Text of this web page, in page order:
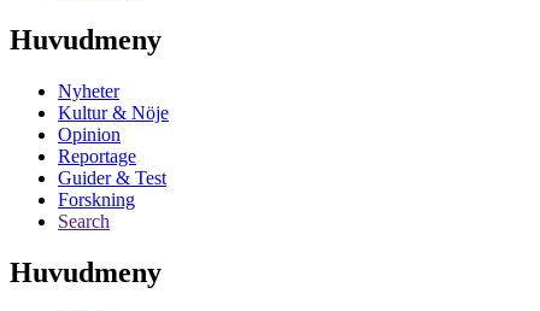
Huvudmeny
Nyheter
Kultur & Nöje
Opinion
Reportage
Guider & Test
Forskning
Search
Huvudmeny